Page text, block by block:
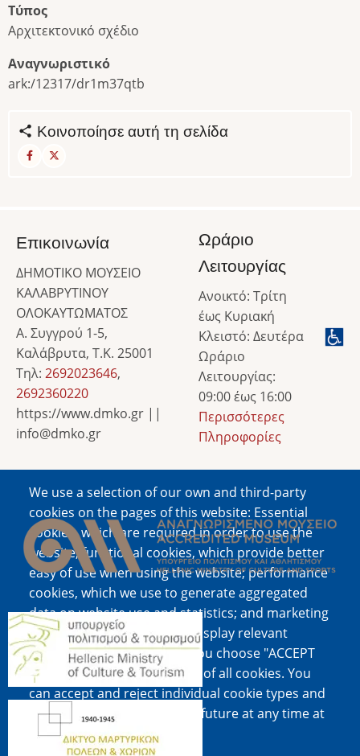
Τύπος
Αρχιτεκτονικό σχέδιο
Αναγνωριστικό
ark:/12317/dr1m37qtb
Κοινοποίησε αυτή τη σελίδα
We use a selection of our own and third-party
cookies on the pages of this website: Essential
cookies, which are required in order to use the
website; functional cookies, which provide better
easy of use when using the website; performance
cookies, which we use to generate aggregated
data on website use and statistics; and marketing
cookies, which are used to display relevant
content and advertising. If you choose "ACCEPT
ALL", you consent to the use of all cookies. You
can accept and reject individual cookie types and
revoke your consent for the future at any time at
"Settings".
Επικοινωνία
ΔΗΜΟΤΙΚΟ ΜΟΥΣΕΙΟ
ΚΑΛΑΒΡΥΤΙΝΟΥ
ΟΛΟΚΑΥΤΩΜΑΤΟΣ
Α. Συγγρού 1-5,
Καλάβρυτα, Τ.Κ. 25001
Τηλ: 2692023646,
2692360220
https://www.dmko.gr ||
info@dmko.gr
Ωράριο
Λειτουργίας
Ανοικτό: Τρίτη
έως Κυριακή
Κλειστό: Δευτέρα
Ωράριο
Λειτουργίας:
09:00 έως 16:00
Περισσότερες
Πληροφορίες
Image
Image
Image